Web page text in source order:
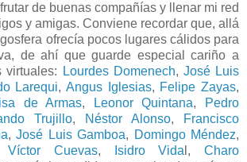
de buenas compañías y llenar mi red
y amigas. Conviene recordar que, allá
ofrecía pocos lugares cálidos para
de ahí que guarde especial cariño a
virtuales: Lourdes Domenech, José Luis
Larequi,Angus Iglesias, Felipe Zayas,
de Armas, Leonor Quintana,
Pedro
Trujillo, Néstor Alonso,
Francisco
, José Luis Gamboa, Domingo Méndez,
Víctor Cuevas, Isidro Vida l,Charo